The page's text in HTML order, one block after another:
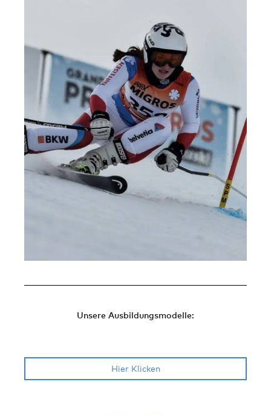
Unsere Ausbildungsmodelle:
Hier Klicken